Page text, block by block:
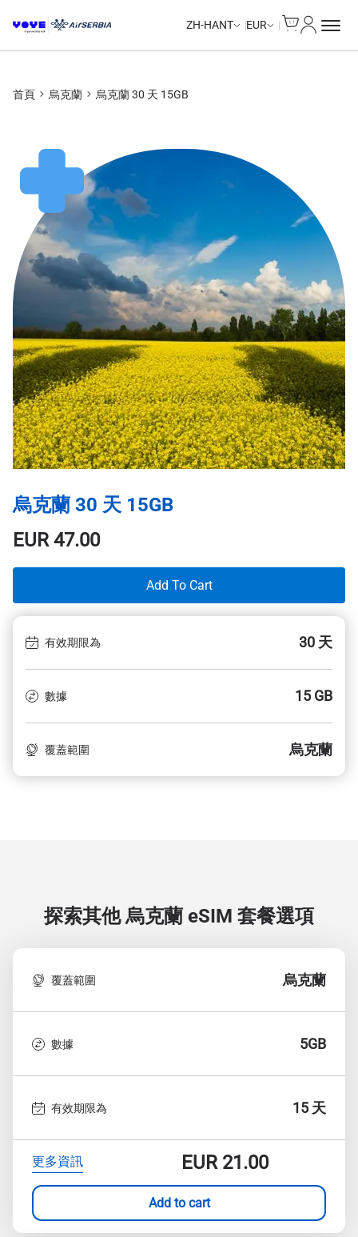
ZH-HANT EUR
首頁 烏克蘭 烏克蘭 30 天 15GB
烏克蘭 30 天 15GB
EUR47.00
Add To Cart
有效期限為 30 天
數據 15 GB
覆蓋範圍 烏克蘭
探索其他 烏克蘭 eSIM 套餐選項
覆蓋範圍 烏克蘭
數據 5GB
有效期限為 15 天
更多資訊 EUR21.00
Add to cart